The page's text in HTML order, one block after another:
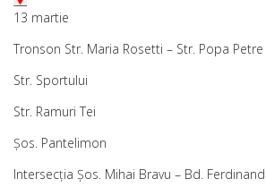
13 martie
Tronson Str. Maria Rosetti – Str. Popa Petre
Str. Sportului
Str. Ramuri Tei
Șos. Pantelimon
Intersecția Șos. Mihai Bravu – Bd.